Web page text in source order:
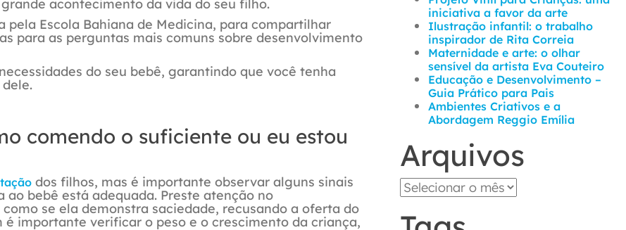
acontecimento da vida do seu filho.
pela Escola Bahiana de Medicina, para compartilhar
para as perguntas mais comuns sobre desenvolvimento
do seu bebê, garantindo que você tenha
comendo o suficiente ou eu estou
dos filhos, mas é importante observar alguns sinais
bebê está adequada. Preste atenção no
se ela demonstra saciedade, recusando a oferta do
importante verificar o peso e o crescimento da criança,
iniciativa a favor da arte
Ilustração infantil: o trabalho
inspirador de Rita Correia
Maternidade e arte: o olhar
sensível da artista Eva Couteiro
Educação e Desenvolvimento –
Guia Prático para Pais
Ambientes Criativos e a
Abordagem Reggio Emília
Arquivos